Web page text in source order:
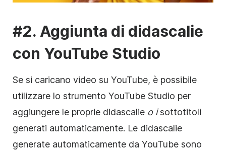
#2. Aggiunta di didascalie
con YouTube Studio
Se si caricano video su YouTube, è possibile
utilizzare lo strumento YouTube Studio per
aggiungere le proprie didascalie o isottotitoli
generati automaticamente. Le didascalie
generate automaticamente da YouTube sono